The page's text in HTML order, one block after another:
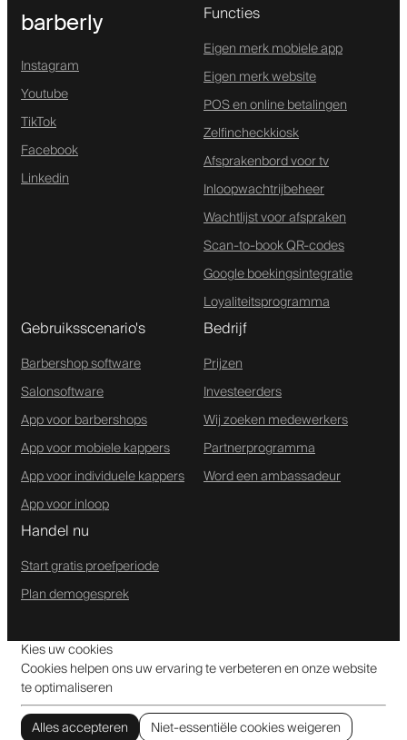
barberly
Instagram
Youtube
TikTok
Facebook
Linkedin
Functies
Eigen merk mobiele app
Eigen merk website
POS en online betalingen
Zelfincheckkiosk
Afsprakenbord voor tv
Inloopwachtrijbeheer
Wachtlijst voor afspraken
Scan-to-book QR-codes
Google boekingsintegratie
Loyaliteitsprogramma
Gebruiksscenario's
Barbershop software
Salonsoftware
App voor barbershops
App voor mobiele kappers
App voor individuele kappers
App voor inloop
Bedrijf
Prijzen
Investeerders
Wij zoeken medewerkers
Partnerprogramma
Word een ambassadeur
Handel nu
Start gratis proefperiode
Plan demogesprek
Kies uw cookies
Cookies helpen ons uw ervaring te verbeteren en onze website
te optimaliseren
Alles accepteren
Niet-essentiële cookies weigeren